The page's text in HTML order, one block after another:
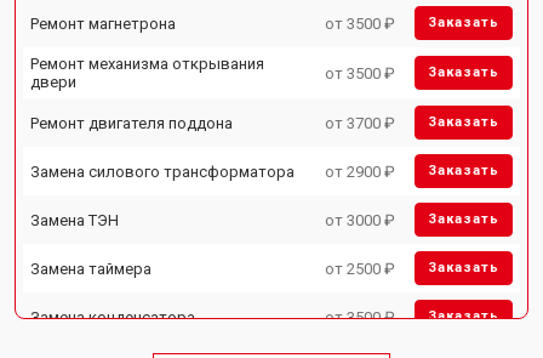
Ремонт магнетрона от 3500 ₽ Заказать
Ремонт механизма открывания
двери
от 3500 ₽ Заказать
Ремонт двигателя поддона от 3700 ₽ Заказать
Замена силового трансформатора от 2900 ₽ Заказать
Замена ТЭН от 3000 ₽ Заказать
Замена таймера от 2500 ₽ Заказать
Замена конденсатора от 3500 ₽ Заказать